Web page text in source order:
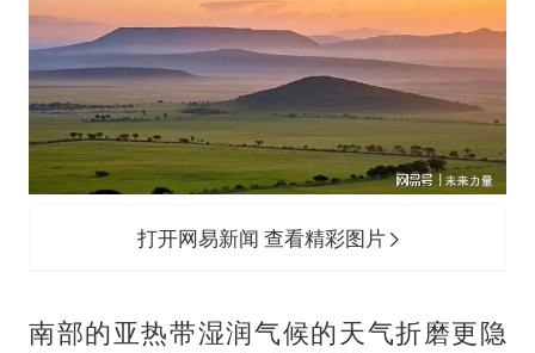
打开网易新闻 查看精彩图片
南部的亚热带湿润气候的天气折磨更隐